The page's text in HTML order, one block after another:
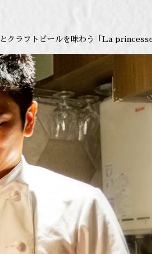
クラフトビールを味わう「La